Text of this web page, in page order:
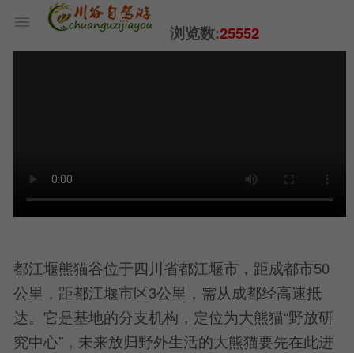
浏览数:25552
都江堰熊猫谷位于四川省都江堰市，距成都市50
公里，距都江堰市区3公里，需从成都经高速抵
达。它是基地的分支机构，定位为大熊猫“野放研
究中心”，未来放归野外生活的大熊猫要先在此进